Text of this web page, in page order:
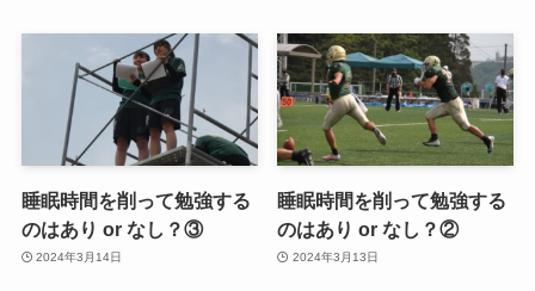
睡眠時間を削って勉強する
のはあり or なし？③
2024年3月14日
睡眠時間を削って勉強する
のはあり or なし？②
2024年3月13日